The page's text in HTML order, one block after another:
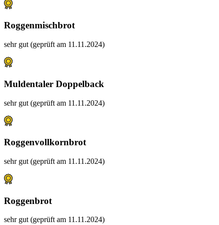
Roggenmischbrot
sehr gut (geprüft am 11.11.2024)
Muldentaler Doppelback
sehr gut (geprüft am 11.11.2024)
Roggenvollkornbrot
sehr gut (geprüft am 11.11.2024)
Roggenbrot
sehr gut (geprüft am 11.11.2024)